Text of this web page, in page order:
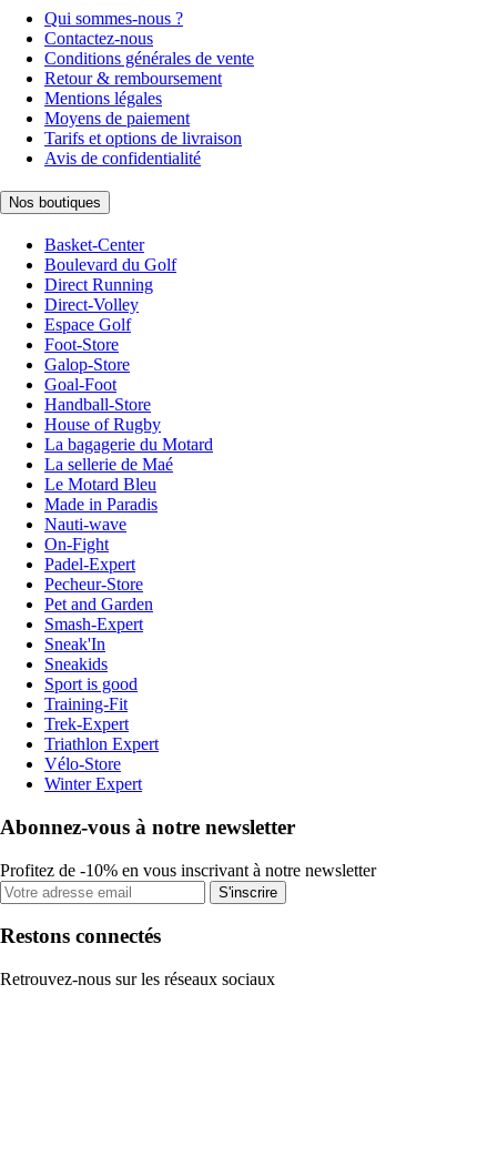
Qui sommes-nous ?
Contactez-nous
Conditions générales de vente
Retour & remboursement
Mentions légales
Moyens de paiement
Tarifs et options de livraison
Avis de confidentialité
Nos boutiques
Basket-Center
Boulevard du Golf
Direct Running
Direct-Volley
Espace Golf
Foot-Store
Galop-Store
Goal-Foot
Handball-Store
House of Rugby
La bagagerie du Motard
La sellerie de Maé
Le Motard Bleu
Made in Paradis
Nauti-wave
On-Fight
Padel-Expert
Pecheur-Store
Pet and Garden
Smash-Expert
Sneak'In
Sneakids
Sport is good
Training-Fit
Trek-Expert
Triathlon Expert
Vélo-Store
Winter Expert
Abonnez-vous à notre newsletter
Profitez de -10% en vous inscrivant à notre newsletter
S'inscrire
Restons connectés
Retrouvez-nous sur les réseaux sociaux